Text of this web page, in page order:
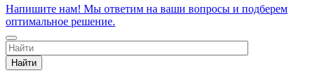
Напишите нам! Мы ответим на ваши вопросы и подберем
оптимальное решение.
Найти